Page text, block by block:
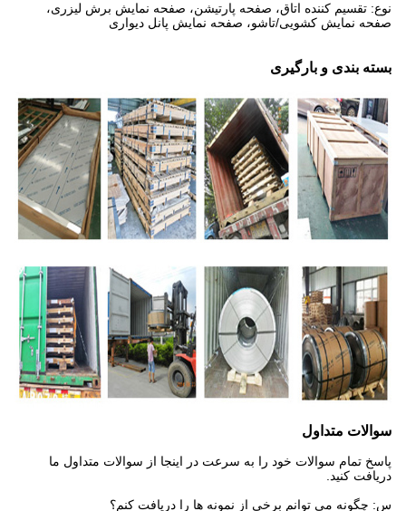
نوع: تقسیم کننده اتاق، صفحه پارتیشن، صفحه نمایش برش لیزری،
صفحه نمایش کشویی/تاشو، صفحه نمایش پانل دیواری
بسته بندی و بارگیری
سوالات متداول
پاسخ تمام سوالات خود را به سرعت در اینجا از سوالات متداول ما
دریافت کنید.
س: چگونه می توانم برخی از نمونه ها را دریافت کنم؟